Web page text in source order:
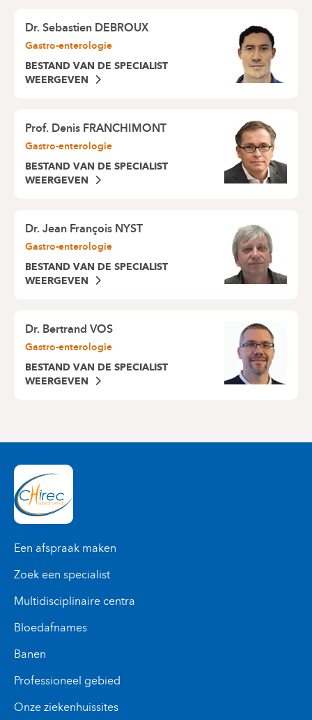
Dr.Sebastien DEBROUX
Gastro-enterologie
BESTAND VAN DE SPECIALIST
WEERGEVEN
Prof.Denis FRANCHIMONT
Gastro-enterologie
BESTAND VAN DE SPECIALIST
WEERGEVEN
Dr.Jean François NYST
Gastro-enterologie
BESTAND VAN DE SPECIALIST
WEERGEVEN
Dr.Bertrand VOS
Gastro-enterologie
BESTAND VAN DE SPECIALIST
WEERGEVEN
Een afspraak maken
Zoek een specialist
Multidisciplinaire centra
Bloedafnames
Banen
Professioneel gebied
Onze ziekenhuissites